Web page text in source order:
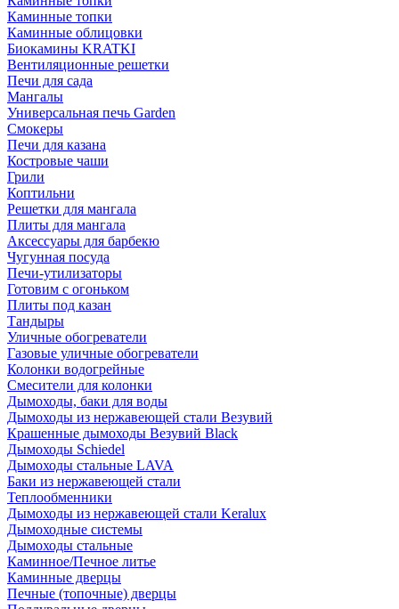
Каминные топки
Каминные облицовки
Биокамины KRATKI
Вентиляционные решетки
Печи для сада
Мангалы
Универсальная печь Garden
Смокеры
Печи для казана
Костровые чаши
Грили
Коптильни
Решетки для мангала
Плиты для мангала
Аксессуары для барбекю
Чугунная посуда
Печи-утилизаторы
Готовим с огоньком
Плиты под казан
Тандыры
Уличные обогреватели
Газовые уличные обогреватели
Колонки водогрейные
Смесители для колонки
Дымоходы, баки для воды
Дымоходы из нержавеющей стали Везувий
Крашенные дымоходы Везувий Black
Дымоходы Schiedel
Дымоходы стальные LAVA
Баки из нержавеющей стали
Теплообменники
Дымоходы из нержавеющей стали Keralux
Дымоходные системы
Дымоходы стальные
Каминное/Печное литье
Каминные дверцы
Печные (топочные) дверцы